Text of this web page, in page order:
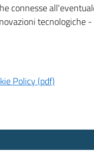
connesse
tecnologiche
Policy (pdf)